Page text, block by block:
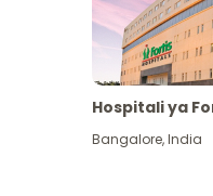
Hospitali ya
Bangalore,India